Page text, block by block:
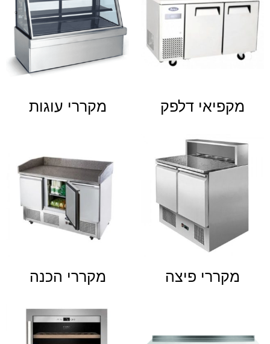
מקפיאי דלפק מקררי עוגות
מקררי פיצה מקררי הכנה